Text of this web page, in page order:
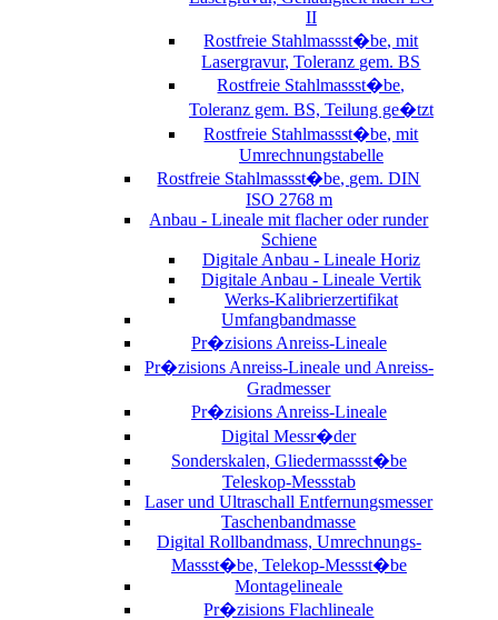
II
Rostfreie Stahlmassst�be, mit
Lasergravur, Toleranz gem. BS
Rostfreie Stahlmassst�be,
Toleranz gem. BS, Teilung ge�tzt
Rostfreie Stahlmassst�be, mit
Umrechnungstabelle
Rostfreie Stahlmassst�be, gem. DIN
ISO 2768 m
Anbau - Lineale mit flacher oder runder
Schiene
Digitale Anbau - Lineale Horiz
Digitale Anbau - Lineale Vertik
Werks-Kalibrierzertifikat
Umfangbandmasse
Pr�zisions Anreiss-Lineale
Pr�zisions Anreiss-Lineale und Anreiss-
Gradmesser
Pr�zisions Anreiss-Lineale
Digital Messr�der
Sonderskalen, Gliedermassst�be
Teleskop-Messstab
Laser und Ultraschall Entfernungsmesser
Taschenbandmasse
Digital Rollbandmass, Umrechnungs-
Massst�be, Telekop-Messst�be
Montagelineale
Pr�zisions Flachlineale